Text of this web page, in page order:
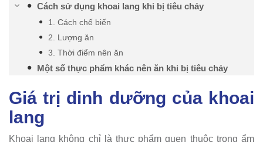
Cách sử dụng khoai lang khi bị tiêu chảy
1. Cách chế biến
2. Lượng ăn
3. Thời điểm nên ăn
Một số thực phẩm khác nên ăn khi bị tiêu chảy
Giá trị dinh dưỡng của khoai
lang
Khoai lang không chỉ là thực phẩm quen thuộc trong ẩm